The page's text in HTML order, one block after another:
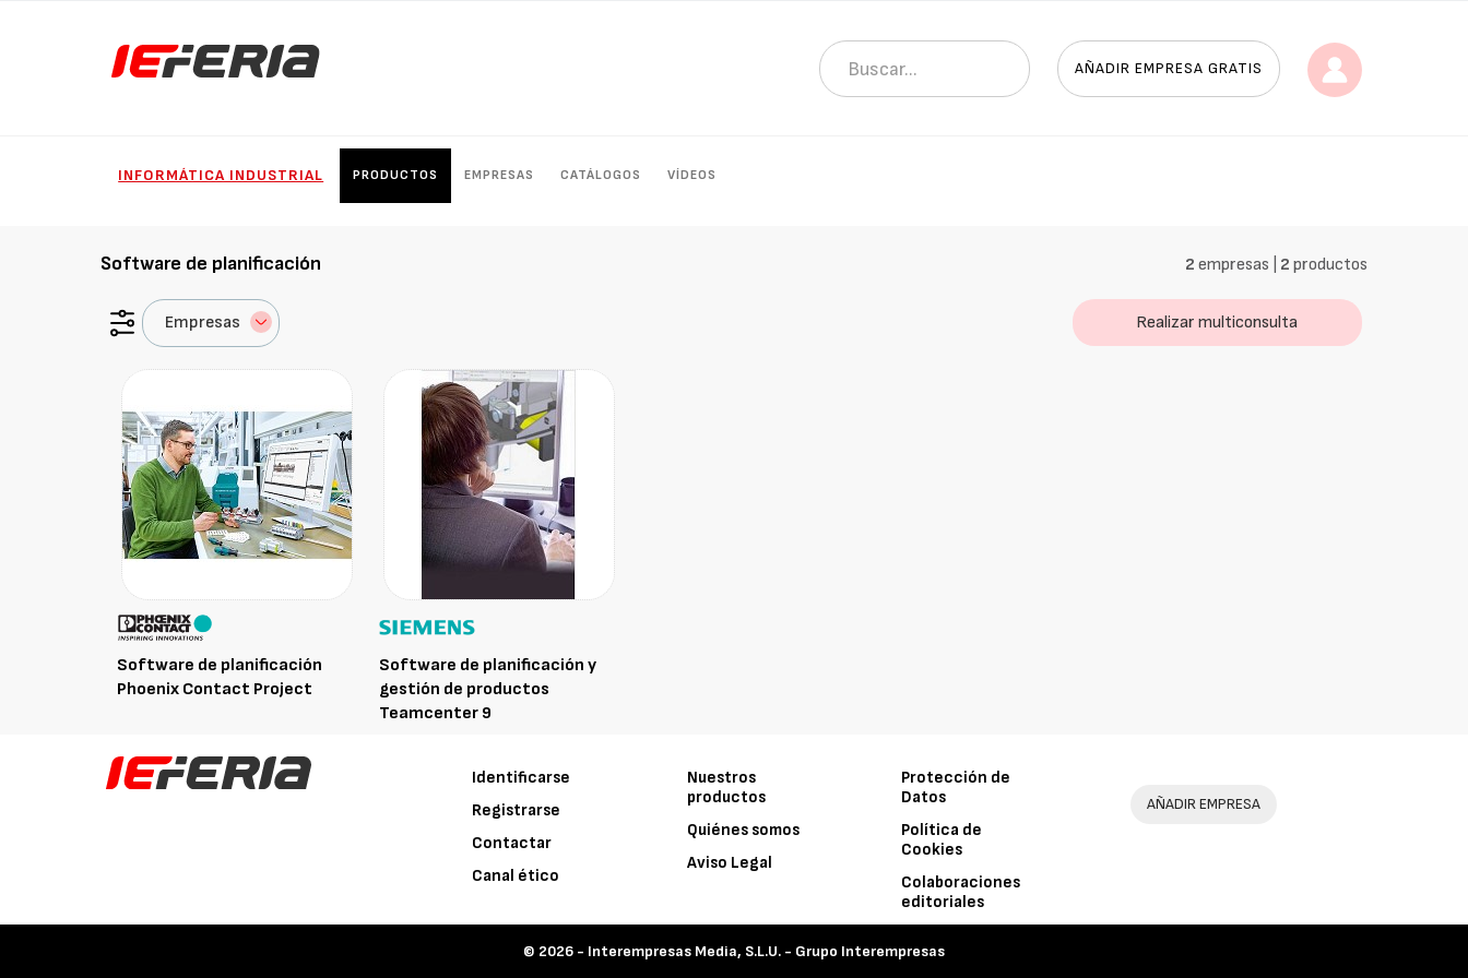
AÑADIR EMPRESA GRATIS
INFORMÁTICA INDUSTRIAL PRODUCTOS EMPRESAS CATÁLOGOS VÍDEOS
Software de planificación 2 empresas | 2 productos
Empresas Realizar multiconsulta
Software de planificación
Phoenix Contact Project
Software de planificación y
gestión de productos
Teamcenter 9
Identificarse
Registrarse
Contactar
Canal ético
Nuestros
productos
Quiénes somos
Aviso Legal
Protección de
Datos
Política de
Cookies
Colaboraciones
editoriales
AÑADIR EMPRESA
© 2026 - Interempresas Media, S.L.U. - Grupo Interempresas